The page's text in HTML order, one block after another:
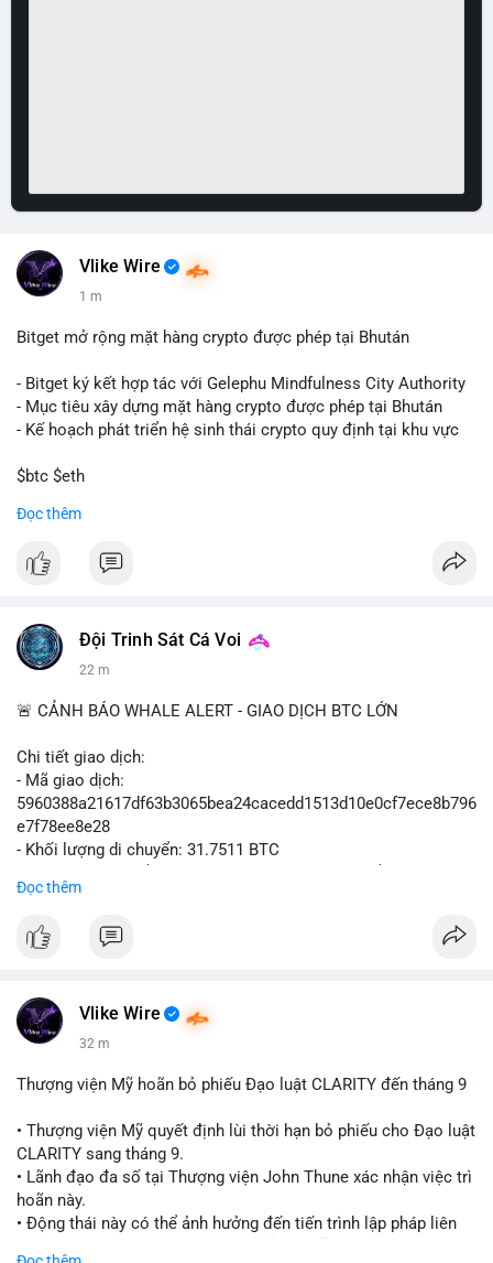
Vlike Wire
1 m
Bitget mở rộng mặt hàng crypto được phép tại Bhután
- Bitget ký kết hợp tác với Gelephu Mindfulness City Authority
- Mục tiêu xây dựng mặt hàng crypto được phép tại Bhután
- Kế hoạch phát triển hệ sinh thái crypto quy định tại khu vực
$btc $eth
#vlikevn
📰 Nguồn: Cointelegraph
Đọc thêm
Đội Trinh Sát Cá Voi
22 m
🚨 CẢNH BÁO WHALE ALERT - GIAO DỊCH BTC LỚN
Chi tiết giao dịch:
- Mã giao dịch:
5960388a21617df63b3065bea24cacedd1513d10e0cf7ece8b796
e7f78ee8e28
- Khối lượng di chuyển: 31.7511 BTC
USD)
Đọc thêm
Vlike Wire
32 m
Thượng viện Mỹ hoãn bỏ phiếu Đạo luật CLARITY đến tháng 9
• Thượng viện Mỹ quyết định lùi thời hạn bỏ phiếu cho Đạo luật
CLARITY sang tháng 9.
• Lãnh đạo đa số tại Thượng viện John Thune xác nhận việc trì
hoãn này.
• Động thái này có thể ảnh hưởng đến tiến trình lập pháp liên